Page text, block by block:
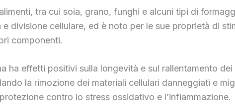
tra cui soia, grano, funghi e alcuni tipi di
divisione cellulare, ed è noto per le sue proprietà di
componenti.
effetti positivi sulla longevità e sul rallentamento dei
la rimozione dei materiali cellulari danneggiati e
contro lo stress ossidativo e l’infiammazione.